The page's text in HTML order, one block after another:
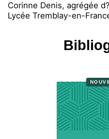
Corinne Denis, agrégée
Lycée Tremblay-en-